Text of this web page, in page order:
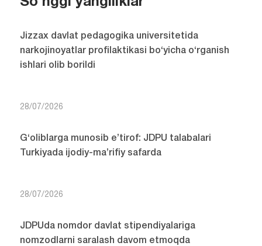
Jizzax davlat pedagogika universitetida
narkojinoyatlar profilaktikasi bo‘yicha o‘rganish
ishlari olib borildi
28/07/2026
G‘oliblarga munosib e’tirof: JDPU talabalari
Turkiyada ijodiy-ma’rifiy safarda
28/07/2026
JDPUda nomdor davlat stipendiyalariga
nomzodlarni saralash davom etmoqda